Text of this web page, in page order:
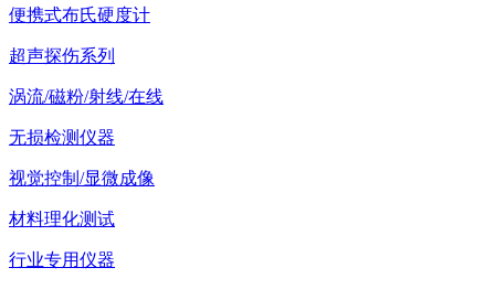
便携式布氏硬度计
超声探伤系列
涡流/磁粉/射线/在线
无损检测仪器
视觉控制/显微成像
材料理化测试
行业专用仪器